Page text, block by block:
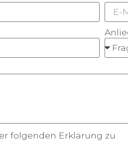
folgenden Erklärung zu